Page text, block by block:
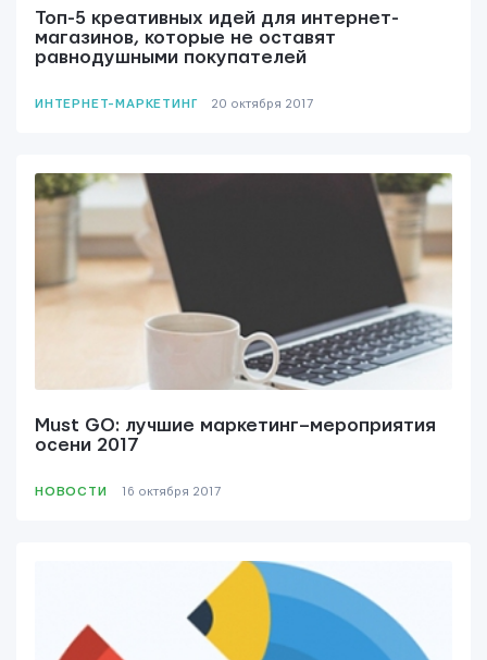
Топ-5 креативных идей для интернет-
магазинов, которые не оставят
равнодушными покупателей
ИНТЕРНЕТ-МАРКЕТИНГ 20 октября 2017
Must GO: лучшие маркетинг–мероприятия
осени 2017
НОВОСТИ 16 октября 2017